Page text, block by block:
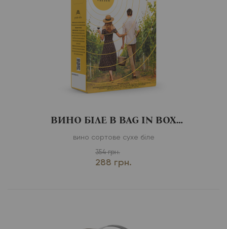
ВИНО БІЛЕ В BAG IN BOX
TRAMINER
вино сортове сухе біле
354 грн.
288 грн.